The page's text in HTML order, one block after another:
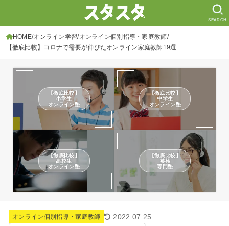
SEARCH
HOME オンライン学習 オンライン個別指導・家庭教師
【徹底比較】コロナで需要が伸びたオンライン家庭教師19選
【徹底比較】
小学生
オンライン塾
【徹底比較】
中学生
オンライン塾
【徹底比較】
高校生
オンライン塾
【徹底比較】
英検
専門塾
オンライン個別指導・家庭教師 2022.07.25